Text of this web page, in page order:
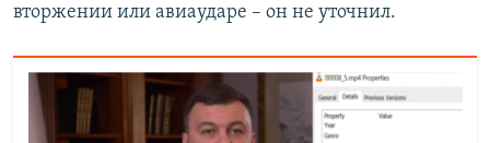
вторжении или авиаударе – он не уточнил.